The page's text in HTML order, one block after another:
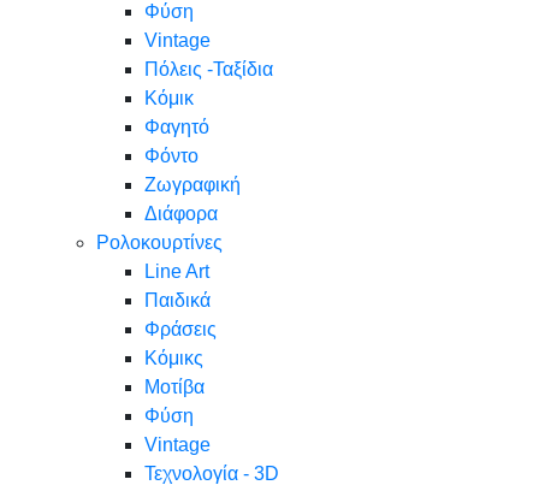
Φύση
Vintage
Πόλεις -Ταξίδια
Κόμικ
Φαγητό
Φόντο
Ζωγραφική
Διάφορα
Ρολοκουρτίνες
Line Art
Παιδικά
Φράσεις
Κόμικς
Μοτίβα
Φύση
Vintage
Τεχνολογία - 3D